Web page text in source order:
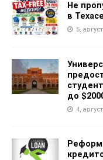
Не
в Техасе
5,
до
4,